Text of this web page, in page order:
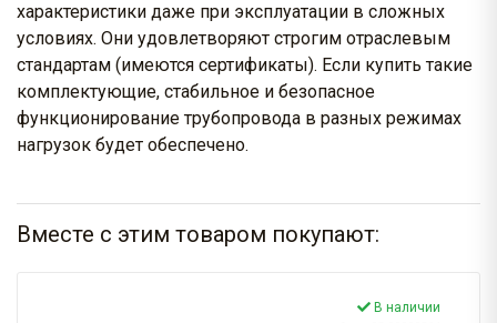
характеристики даже при эксплуатации в сложных
условиях. Они удовлетворяют строгим отраслевым
стандартам (имеются сертификаты). Если купить такие
комплектующие, стабильное и безопасное
функционирование трубопровода в разных режимах
нагрузок будет обеспечено.
Вместе с этим товаром покупают:
В наличии